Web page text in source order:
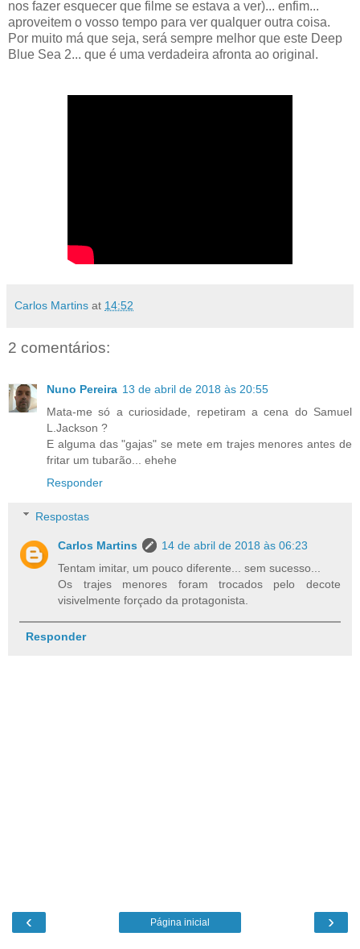
nos fazer esquecer que filme se estava a ver)... enfim...
aproveitem o vosso tempo para ver qualquer outra coisa.
Por muito má que seja, será sempre melhor que este Deep
Blue Sea 2... que é uma verdadeira afronta ao original.
Carlos Martins at 14:52
2 comentários:
Nuno Pereira 13 de abril de 2018 às 20:55
Mata-me só a curiosidade, repetiram a cena do Samuel
L.Jackson ?
E alguma das "gajas" se mete em trajes menores antes de
fritar um tubarão... ehehe
Responder
Respostas
Carlos Martins
14 de abril de 2018 às 06:23
Tentam imitar, um pouco diferente... sem sucesso...
Os trajes menores foram trocados pelo decote
visivelmente forçado da protagonista.
Responder
‹ ›
Página inicial